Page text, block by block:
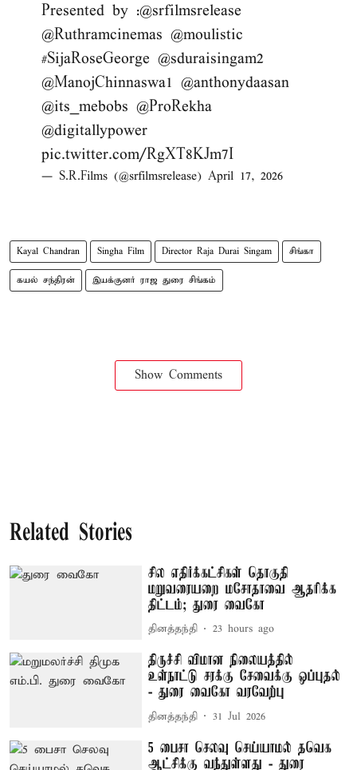
Presented by :@srfilmsrelease
@Ruthramcinemas @moulistic
#SijaRoseGeorge @sduraisingam2
@ManojChinnaswa1 @anthonydaasan
@its_mebobs @ProRekha
@digitallypower
pic.twitter.com/RgXT8KJm7I
— S.R.Films (@srfilmsrelease) April 17, 2026
Kayal Chandran Singha Film Director Raja Durai Singam சிங்கா
கயல் சந்திரன் இயக்குனர் ராஜ துரை சிங்கம்
Show Comments
Related Stories
சில எதிர்க்கட்சிகள் தொகுதி
மறுவரையறை மசோதாவை ஆதரிக்க
திட்டம்; துரை வைகோ
தினத்தந்தி 23 hours ago
திருச்சி விமான நிலையத்தில்
உள்நாட்டு சரக்கு சேவைக்கு ஒப்புதல்
- துரை வைகோ வரவேற்பு
தினத்தந்தி 31 Jul 2026
5 பைசா செலவு செய்யாமல் தவெக
ஆட்சிக்கு வந்துள்ளது - துரை